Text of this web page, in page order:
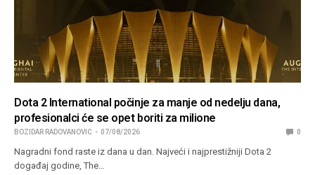
Dota 2 International počinje za manje od nedelju dana,
profesionalci će se opet boriti za milione
BOZIDAR RADOVANOVIC 07/08/2026 0
Nagradni fond raste iz dana u dan. Najveći i najprestižniji Dota 2
događaj godine, The…